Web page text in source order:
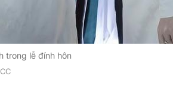
trong lễ đính hôn